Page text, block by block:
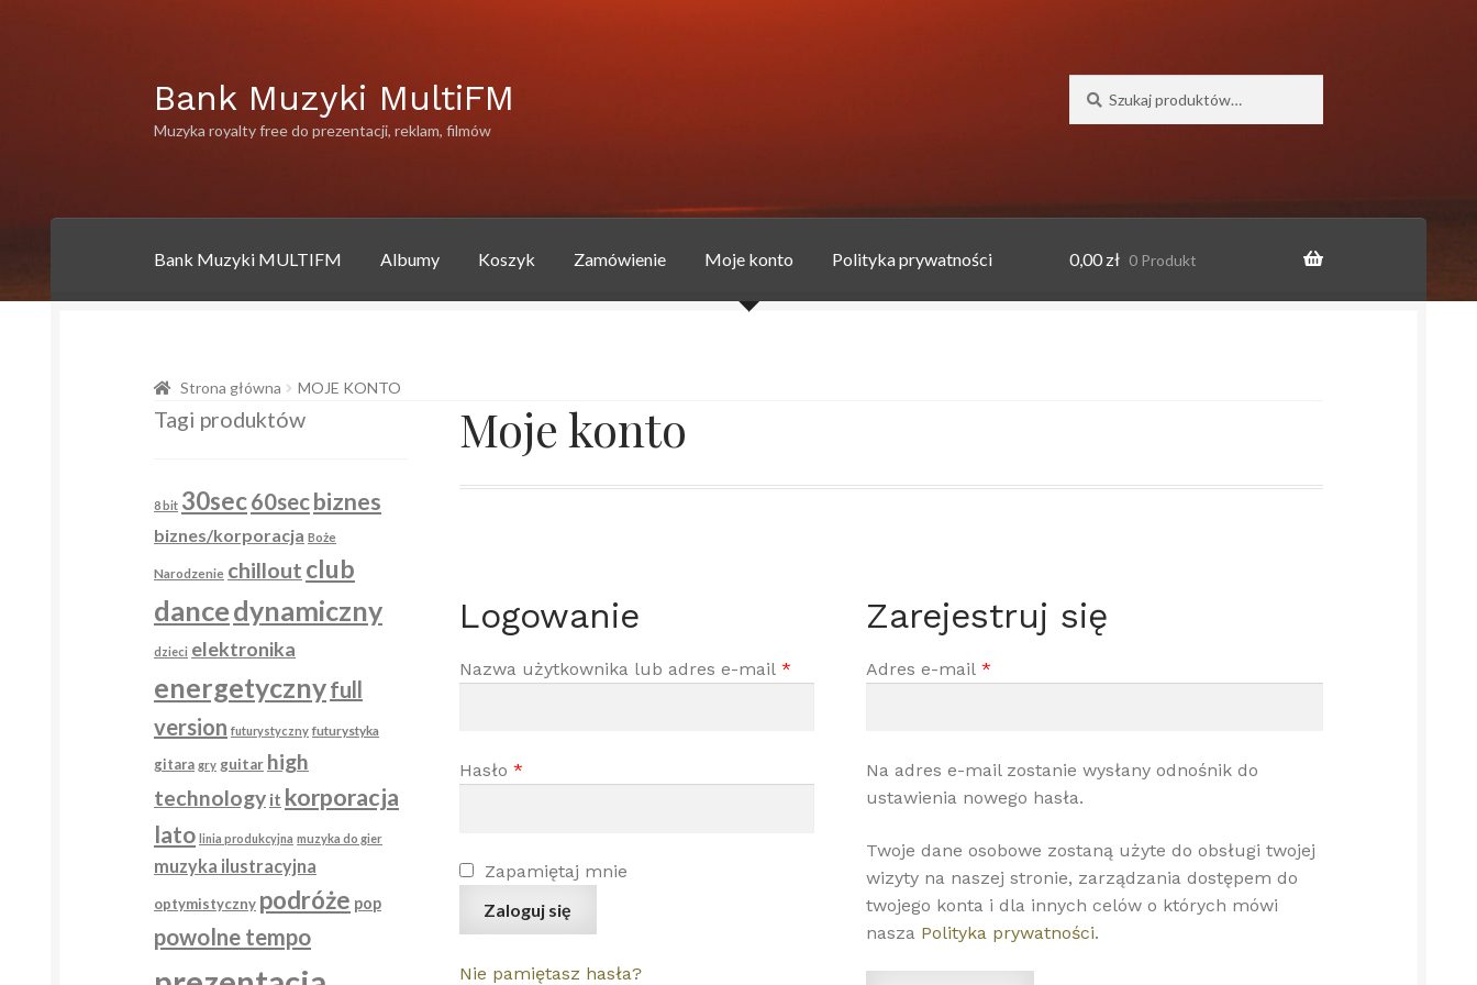
Przejdź
do
nawigacji
Przejdź
do
treści
Bank Muzyki MultiFM
Muzyka royalty free do prezentacji, reklam, filmów
Bank Muzyki MULTIFM Albumy Koszyk Zamówienie Moje konto Polityka prywatności
Polityka prywatnościPolityka prywatności
0,00 zł 0 Produkt
Strona główna MOJE KONTO
Moje konto
Logowanie
Nazwa użytkownika lub adres e-mail *Wymagane
Hasło *Wymagane
Zapamiętaj mnie
Zaloguj się
Nie pamiętasz hasła?
Zarejestruj się
Adres e-mail *Wymagane
Na adres e-mail zostanie wysłany odnośnik do
ustawienia nowego hasła.
Twoje dane osobowe zostaną użyte do obsługi twojej
wizyty na naszej stronie, zarządzania dostępem do
twojego konta i dla innych celów o których mówi
nasza Polityka prywatności.
Tagi produktów
8 bit 30sec60secbiznes
biznes/korporacja Boże
Narodzenie chillout club
dancedynamiczny
dzieci elektronika
energetycznyfull
version futurystyczny futurystyka
gitara gry guitar high
technology it korporacja
lato linia produkcyjna muzyka do gier
muzyka ilustracyjna
optymistyczny podróże pop
powolne tempo